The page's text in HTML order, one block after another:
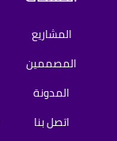
المشاريع
المصممين
المدونة
اتصل بنا